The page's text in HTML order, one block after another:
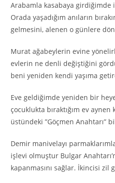
Arabamla kasabaya girdiğimde
Orada yaşadığım anıların
gelmesini, alenen o günlere
Murat ağabeylerin evine
evlerin ne denli değiştiğini
beni yeniden kendi yaşıma
Eve geldiğimde yeniden bir
çocuklukta bıraktığım ev
üstündeki ”Göçmen Anahtarı”
Demir manivelayı
işlevi olmuştur Bulgar
kapanmasını sağlar. İkincisi zil